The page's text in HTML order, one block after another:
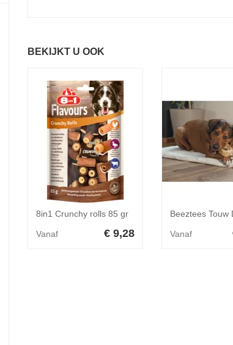
BEKIJKT U OOK
8in1 Crunchy rolls 85 gr
Vanaf € 9,28
Beeztees Touw
Vanaf